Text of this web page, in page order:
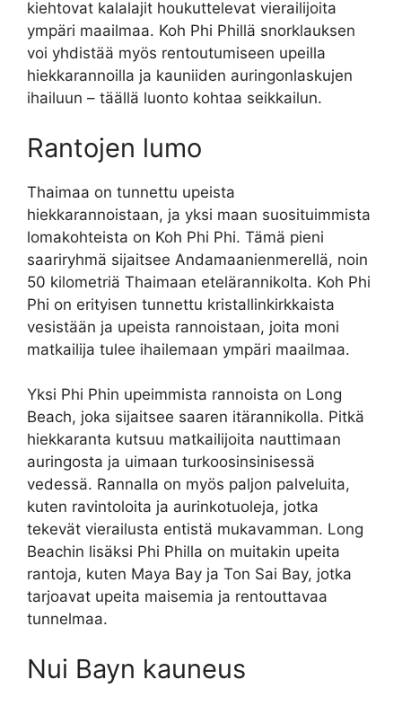
kiehtovat kalalajit houkuttelevat vierailijoita
ympäri maailmaa. Koh Phi Phillä snorklauksen
voi yhdistää myös rentoutumiseen upeilla
hiekkarannoilla ja kauniiden auringonlaskujen
ihailuun – täällä luonto kohtaa seikkailun.
Rantojen lumo
Thaimaa on tunnettu upeista
hiekkarannoistaan, ja yksi maan suosituimmista
lomakohteista on Koh Phi Phi. Tämä pieni
saariryhmä sijaitsee Andamaanienmerellä, noin
50 kilometriä Thaimaan etelärannikolta. Koh Phi
Phi on erityisen tunnettu kristallinkirkkaista
vesistään ja upeista rannoistaan, joita moni
matkailija tulee ihailemaan ympäri maailmaa.
Yksi Phi Phin upeimmista rannoista on Long
Beach, joka sijaitsee saaren itärannikolla. Pitkä
hiekkaranta kutsuu matkailijoita nauttimaan
auringosta ja uimaan turkoosinsinisessä
vedessä. Rannalla on myös paljon palveluita,
kuten ravintoloita ja aurinkotuoleja, jotka
tekevät vierailusta entistä mukavamman. Long
Beachin lisäksi Phi Philla on muitakin upeita
rantoja, kuten Maya Bay ja Ton Sai Bay, jotka
tarjoavat upeita maisemia ja rentouttavaa
tunnelmaa.
Nui Bayn kauneus